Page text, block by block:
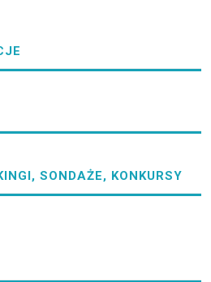
SONDAŻE, KONKURSY